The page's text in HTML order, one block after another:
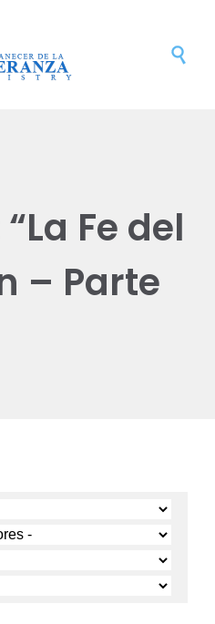

Fe del
– Parte